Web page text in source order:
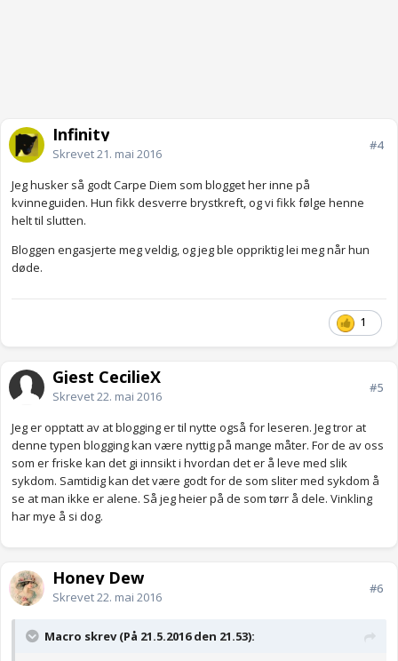
Infinity
Skrevet21. mai 2016
#4
Jeg husker så godt Carpe Diem som blogget her inne på
kvinneguiden. Hun fikk desverre brystkreft, og vi fikk følge henne
helt til slutten.
Bloggen engasjerte meg veldig, og jeg ble oppriktig lei meg når hun
døde.
1
Gjest CecilieX
Skrevet22. mai 2016
#5
Jeg er opptatt av at blogging er til nytte også for leseren. Jeg tror at
denne typen blogging kan være nyttig på mange måter. For de av oss
som er friske kan det gi innsikt i hvordan det er å leve med slik
sykdom. Samtidig kan det være godt for de som sliter med sykdom å
se at man ikke er alene. Så jeg heier på de som tørr å dele. Vinkling
har mye å si dog.
Honey Dew
Skrevet22. mai 2016
#6
Macro skrev (På 21.5.2016 den 21.53):